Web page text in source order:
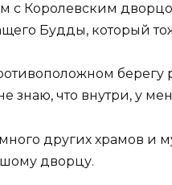
с Королевским
Будды, который
берегу
знаю, что внутри, у
других храмов и
дворцу.